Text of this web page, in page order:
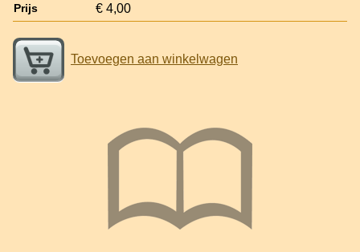
Prijs € 4,00
Toevoegen aan winkelwagen